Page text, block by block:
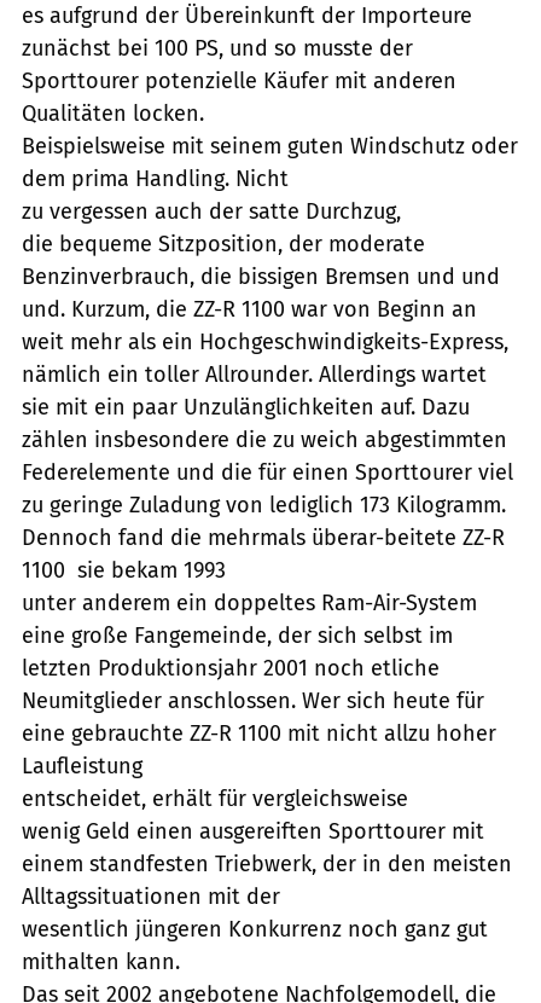
es aufgrund der Übereinkunft der Importeure
zunächst bei 100 PS, und so musste der
Sporttourer potenzielle Käufer mit anderen
Qualitäten locken.
Beispielsweise mit seinem guten Windschutz oder
dem prima Handling. Nicht
zu vergessen auch der satte Durchzug,
die bequeme Sitzposition, der moderate
Benzinverbrauch, die bissigen Bremsen und und
und. Kurzum, die ZZ-R 1100 war von Beginn an
weit mehr als ein Hochgeschwindigkeits-Express,
nämlich ein toller Allrounder. Allerdings wartet
sie mit ein paar Unzulänglichkeiten auf. Dazu
zählen insbesondere die zu weich abgestimmten
Federelemente und die für einen Sporttourer viel
zu geringe Zuladung von lediglich 173 Kilogramm.
Dennoch fand die mehrmals überar-beitete ZZ-R
1100  sie bekam 1993
unter anderem ein doppeltes Ram-Air-System 
eine große Fangemeinde, der sich selbst im
letzten Produktionsjahr 2001 noch etliche
Neumitglieder anschlossen. Wer sich heute für
eine gebrauchte ZZ-R 1100 mit nicht allzu hoher
Laufleistung
entscheidet, erhält für vergleichsweise
wenig Geld einen ausgereiften Sporttourer mit
einem standfesten Triebwerk, der in den meisten
Alltagssituationen mit der
wesentlich jüngeren Konkurrenz noch ganz gut
mithalten kann.
Das seit 2002 angebotene Nachfolgemodell, die